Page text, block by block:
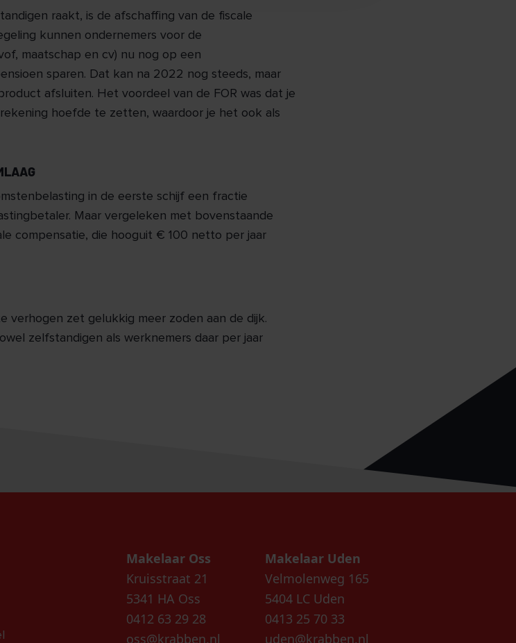
raakt, is de afschaffing van de fiscale
kunnen ondernemers voor de
maatschap en cv) nu nog op een
sparen. Dat kan na 2022 nog steeds, maar
afsluiten. Het voordeel van de FOR was dat je
hoefde te zetten, waardoor je het ook als
in de eerste schijf een fractie
Maar vergeleken met bovenstaande
compensatie, die hooguit € 100 netto per jaar
verhogen zet gelukkig meer zoden aan de dijk.
zelfstandigen als werknemers daar per jaar
Makelaar Oss
Kruisstraat 21
5341 HA Oss
0412 63 29 28
oss@krabben.nl
Makelaar Uden
Velmolenweg 165
5404 LC Uden
0413 25 70 33
uden@krabben.nl